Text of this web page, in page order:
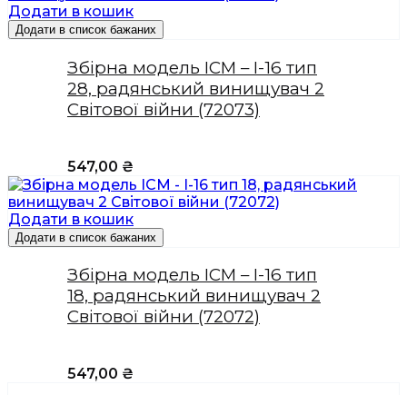
Додати в кошик
Додати в список бажаних
Збірна модель ICM – І-16 тип
28, радянський винищувач 2
Світової війни (72073)
547,00 ₴
Додати в кошик
Додати в список бажаних
Збірна модель ICM – І-16 тип
18, радянський винищувач 2
Світової війни (72072)
547,00 ₴